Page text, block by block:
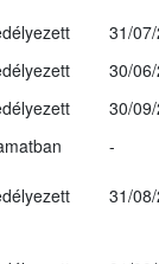
31/
30/
30/
-
31/